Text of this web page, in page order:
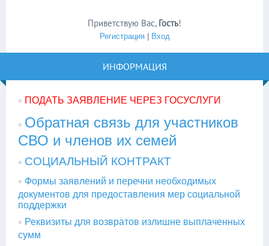
Приветствую Вас, Гость!
Регистрация| Вход
ИНФОРМАЦИЯ
ПОДАТЬ ЗАЯВЛЕНИЕ ЧЕРЕЗ ГОСУСЛУГИ
Обратная связь для участников
СВО и членов их семей
СОЦИАЛЬНЫЙ КОНТРАКТ
Формы заявлений и перечни необходимых
документов для предоставления мер социальной
поддержки
Реквизиты для возвратов излишне выплаченных
сумм